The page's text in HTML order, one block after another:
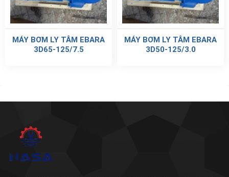
MÁY BƠM LY TÂM EBARA
3D65-125/7.5
MÁY BƠM LY TÂM EBARA
3D50-125/3.0